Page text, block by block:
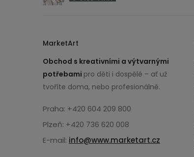
MarketArt
Obchod s kreativními a výtvarnými
potřebami pro děti i dospělé – ať už
tvoříte doma, nebo profesionálně.
Praha: +420 604 209 800
Plzeň: +420 736 620 008
E-mail: info@www.marketart.cz